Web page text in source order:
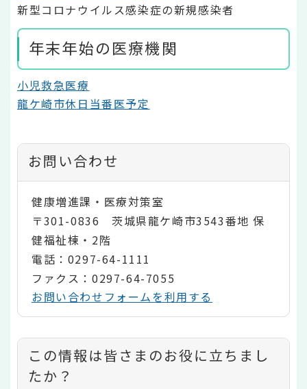
新型コロナウイルス感染症の新規感染者
年末年始の医療機関
小児救急医療
龍ケ崎市休日当番医予定
お問い合わせ
健康増進課・医療対策室
〒301-0836 茨城県龍ケ崎市3543番地 保
健福祉棟・2階
電話：0297-64-1111
ファクス：0297-64-7055
お問い合わせフォームを利用する
コ
ン
この情報は皆さまのお役に立ちまし
たか？